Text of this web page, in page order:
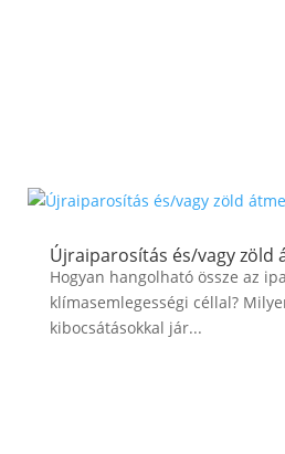
Újraiparosítás és/vagy zöld
Hogyan hangolható össze az
klímasemlegességi céllal?
kibocsátásokkal jár...